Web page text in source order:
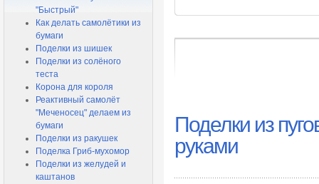
"Быстрый"
Как делать самолётики из
бумаги
Поделки из шишек
Поделки из солёного
теста
Корона для короля
Реактивный самолёт
"Меченосец" делаем из
бумаги
Поделки из ракушек
Поделка Гриб-мухомор
Поделки из желудей и
каштанов
Поделки из
руками